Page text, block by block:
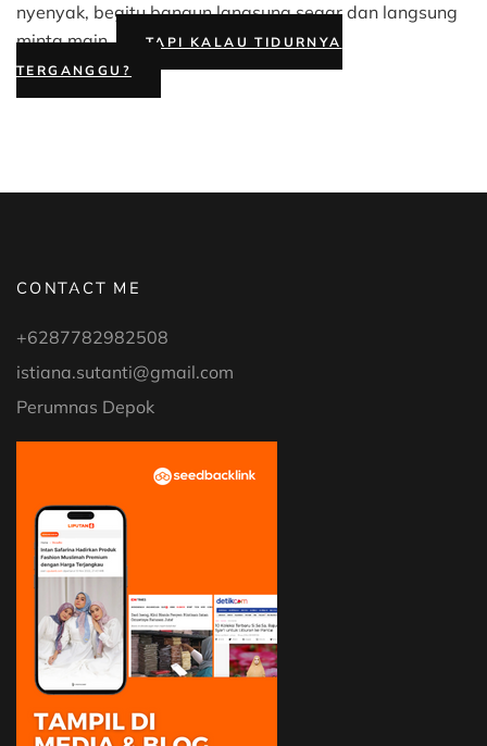
nyenyak, begitu bangun langsung segar dan langsung
minta main.
TAPI KALAU TIDURNYA
TERGANGGU?
CONTACT ME
+6287782982508
istiana.sutanti@gmail.com
Perumnas Depok